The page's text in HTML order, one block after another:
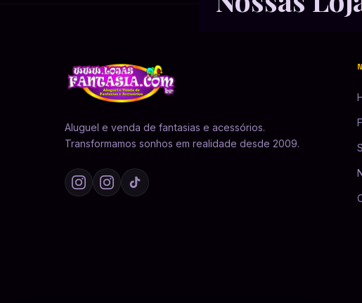
Aluguel e venda de fantasias e acessórios.
Transformamos sonhos em realidade desde 2009.